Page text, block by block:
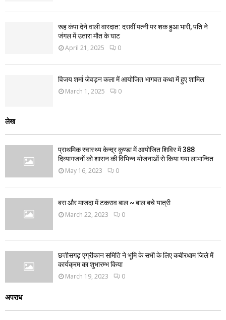
रूह कंपा देने वाली वारदात: दसवीं पत्नी पर शक हुआ भारी, पति ने
जंगल में उतारा मौत के घाट
April 21, 2025 0
विजय शर्मा जेवड़न कला में आयोजित भागवत कथा में हुए शामिल
March 1, 2025 0
लेख
प्राथमिक स्वास्थ्य केन्द्र कुण्डा में आयोजित शिविर में 388
दिव्यागजनों को शासन की विभिन्न योजनाओं से किया गया लाभान्वित
May 16, 2023 0
बस और माजदा में टकराव बाल ~ बाल बचे यात्री
March 22, 2023 0
छत्तीसगढ़ एग्रीकान समिति ने भूमि के सभी के लिए कबीरधाम जिले में
कार्यक्रम का शुभारम्भ किया
March 19, 2023 0
अपराध